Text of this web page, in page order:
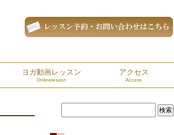
ヨガ動画レッスン
Onlinelesson
アクセス
Access